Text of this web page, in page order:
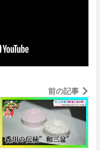
「DENIM HOSTEL float」の
絶景サウナとサステナブルな
宿
前の記事